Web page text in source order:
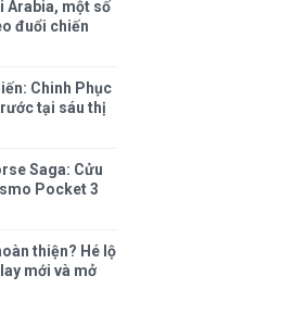
Arabia, một số
đuổi chiến
Chinh Phục
tại sáu thị
Saga: Cửu
Pocket 3
thiện? Hé lộ
mới và mở